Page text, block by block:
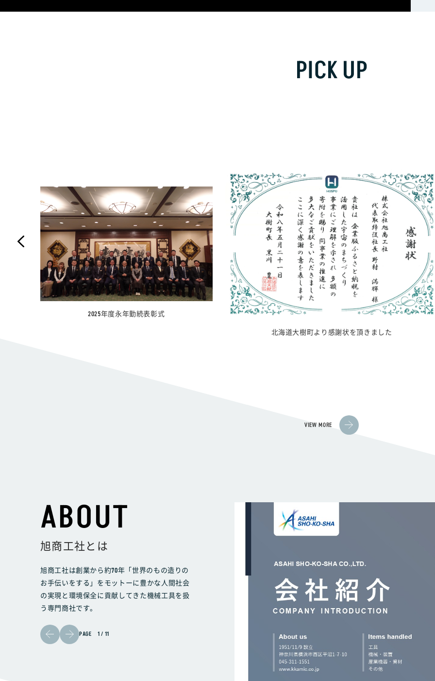
PICK UP
北海道大樹町より感謝状を頂きました
新卒１・２・３年目研修を開催しました！
VIEW MORE
ABOUT
旭商工社とは
旭商工社は創業から約70年「世界のもの造りの
お手伝いをする」をモットーに豊かな人間社会
の実現と環境保全に貢献してきた機械工具を扱
う専門商社です。
PAGE1/ 11